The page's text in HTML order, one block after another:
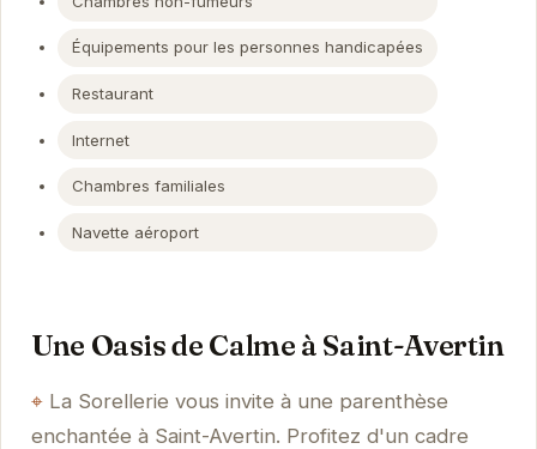
Équipements pour les personnes handicapées
Restaurant
Internet
Chambres familiales
Navette aéroport
Une Oasis de Calme à Saint-Avertin
La Sorellerie vous invite à une parenthèse
enchantée à Saint-Avertin. Profitez d'un cadre